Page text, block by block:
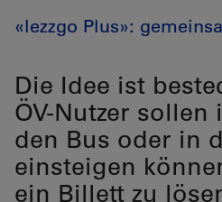
Die Idee ist
ÖV-Nutzer sollen
den Bus oder in
einsteigen
ein Billett zu